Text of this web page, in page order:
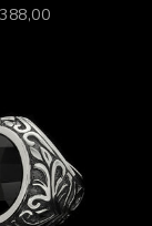
scontato